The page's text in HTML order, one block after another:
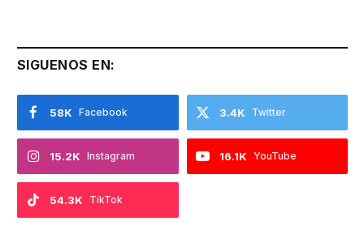
SIGUENOS EN:
Facebook
58K Twitter
3.4K
Instagram
15.2K YouTube
16.1K
TikTok
54.3K